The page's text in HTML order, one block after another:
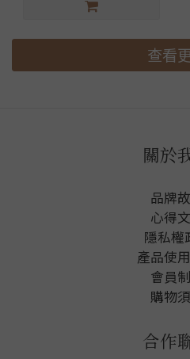
查看
關於
品牌
心得
隱私權
產品使
會員
購物
合作